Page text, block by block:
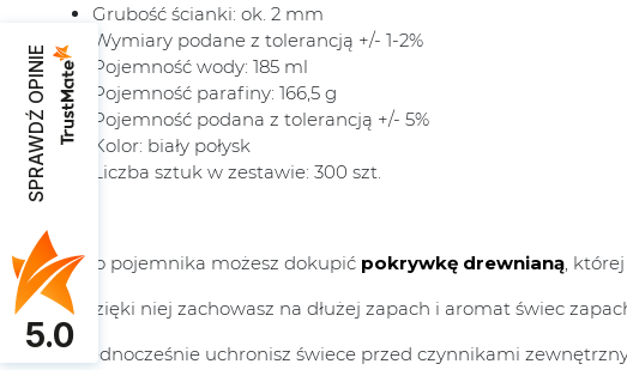
Grubość ścianki: ok. 2 mm
Wymiary podane z tolerancją +/- 1-2%
Pojemność wody: 185 ml
Pojemność parafiny: 166,5 g
Pojemność podana z tolerancją +/- 5%
Kolor: biały połysk
Liczba sztuk w zestawie: 300 szt.
Do pojemnika możesz dokupić pokrywkę drewnianą,
Dzięki niej zachowasz na dłużej zapach i aromat świec
Jednocześnie uchronisz świece przed czynnikami
SPRAWDŹ OPINIE
5.0